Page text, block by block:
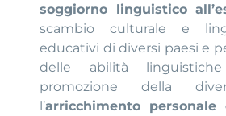
soggiorno linguistico
scambio culturale e
educativi di diversi paesi e
delle abilità
promozione della
l’arricchimento personale